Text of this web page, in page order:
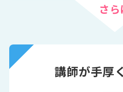
さら
講師が手厚